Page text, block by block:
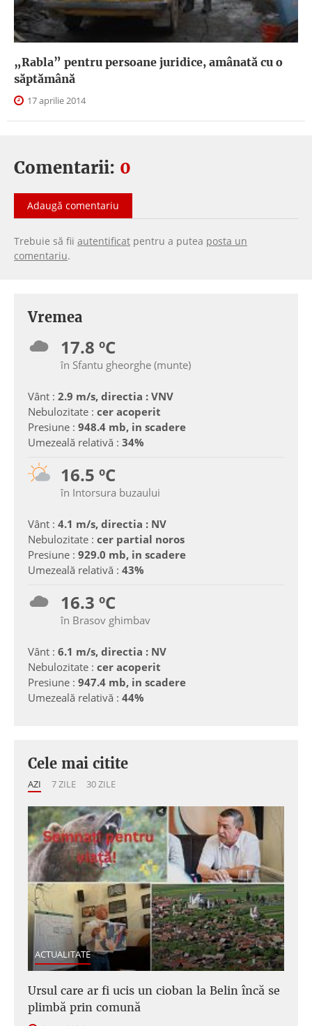
„Rabla” pentru persoane juridice, amânată cu o
săptămână
17 aprilie 2014
Comentarii: 0
Adaugă comentariu
Trebuie să fii autentificat pentru a putea posta un
comentariu.
Vremea
17.8 ºC
în Sfantu gheorghe (munte)
Vânt : 2.9 m/s, directia : VNV
Nebulozitate : cer acoperit
Presiune : 948.4 mb, in scadere
Umezeală relativă : 34%
16.5 ºC
în Intorsura buzaului
Vânt : 4.1 m/s, directia : NV
Nebulozitate : cer partial noros
Presiune : 929.0 mb, in scadere
Umezeală relativă : 43%
16.3 ºC
în Brasov ghimbav
Vânt : 6.1 m/s, directia : NV
Nebulozitate : cer acoperit
Presiune : 947.4 mb, in scadere
Umezeală relativă : 44%
Cele mai citite
AZI 7 ZILE 30 ZILE
ACTUALITATE
Ursul care ar fi ucis un cioban la Belin încă se
plimbă prin comună